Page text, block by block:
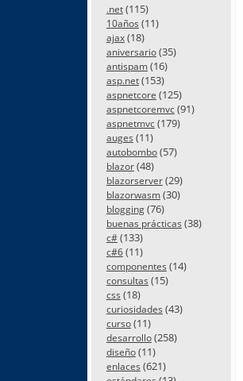
.net(115)
10años (11)
ajax(18)
aniversario(35)
antispam(16)
asp.net(153)
aspnetcore (125)
aspnetcoremvc(91)
aspnetmvc(179)
auges (11)
autobombo(57)
blazor(48)
blazorserver(29)
blazorwasm(30)
blogging(76)
buenas prácticas (38)
c#(133)
c#6(11)
componentes (14)
consultas (15)
css (18)
curiosidades (43)
curso(11)
desarrollo(258)
diseño(11)
enlaces (621)